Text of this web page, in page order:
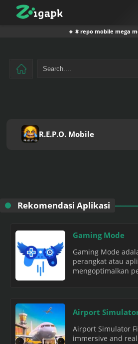
🔹 # repo mobile mega
R.E.P.O. Mobile
Rekomendasi Aplikasi
Gaming Mode
Gaming Mode
perangkat atau
mengoptimalkan
Airport
Airport Simulator
immersive and